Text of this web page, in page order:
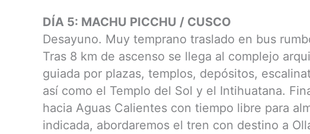
DÍA 5: MACHU PICCHU / CUSCO
Desayuno. Muy temprano traslado en bus
Tras 8 km de ascenso se llega al complejo
guiada por plazas, templos, depósitos,
así como el Templo del Sol y el Intihuatana.
hacia Aguas Calientes con tiempo libre para
indicada, abordaremos el tren con destino a